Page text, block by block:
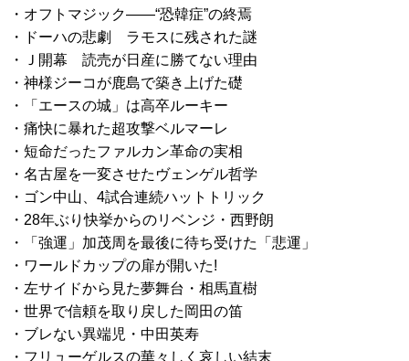
・オフトマジック——“恐韓症”の終焉
・ドーハの悲劇 ラモスに残された謎
・Ｊ開幕 読売が日産に勝てない理由
・神様ジーコが鹿島で築き上げた礎
・「エースの城」は高卒ルーキー
・痛快に暴れた超攻撃ベルマーレ
・短命だったファルカン革命の実相
・名古屋を一変させたヴェンゲル哲学
・ゴン中山、4試合連続ハットトリック
・28年ぶり快挙からのリベンジ・西野朗
・「強運」加茂周を最後に待ち受けた「悲運」
・ワールドカップの扉が開いた!
・左サイドから見た夢舞台・相馬直樹
・世界で信頼を取り戻した岡田の笛
・ブレない異端児・中田英寿
・フリューゲルスの華々しく哀しい結末